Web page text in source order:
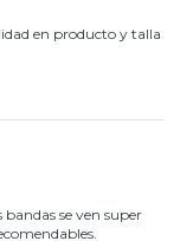
en producto y talla
se ven super